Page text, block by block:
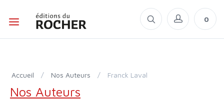
0
Accueil / Nos Auteurs / Franck Laval
Nos Auteurs